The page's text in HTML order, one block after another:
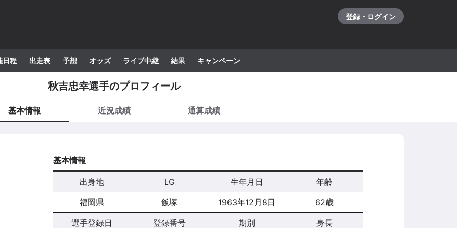
登録・ログイン
日程 出走表 予想 オッズ ライブ中継 結果 キャンペーン
秋吉忠幸選手のプロフィール
基本情報 近況成績 通算成績
基本情報
出身地
福岡県
LG
飯塚
生年月日
1963年12月8日
年齢
62歳
選手登録日 登録番号 期別 身長